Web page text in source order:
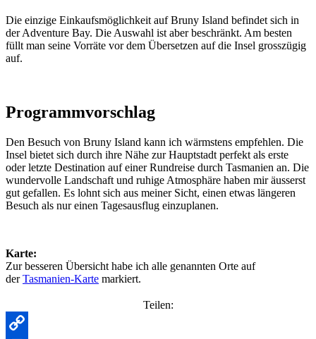
Die einzige Einkaufsmöglichkeit auf Bruny Island befindet sich in
der Adventure Bay. Die Auswahl ist aber beschränkt. Am besten
füllt man seine Vorräte vor dem Übersetzen auf die Insel grosszügig
auf.
Programmvorschlag
Den Besuch von Bruny Island kann ich wärmstens empfehlen. Die
Insel bietet sich durch ihre Nähe zur Hauptstadt perfekt als erste
oder letzte Destination auf einer Rundreise durch Tasmanien an. Die
wundervolle Landschaft und ruhige Atmosphäre haben mir äusserst
gut gefallen. Es lohnt sich aus meiner Sicht, einen etwas längeren
Besuch als nur einen Tagesausflug einzuplanen.
Karte:
Zur besseren Übersicht habe ich alle genannten Orte auf
derTasmanien-Karte markiert.
Teilen: